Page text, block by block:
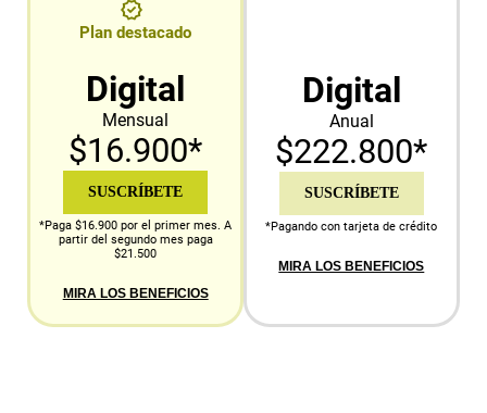
Plan destacado
Digital
Mensual
$16.900*
SUSCRÍBETE
*Paga $16.900 por el primer mes. A
partir del segundo mes paga
$21.500
MIRA LOS BENEFICIOS
Digital
Anual
$222.800*
SUSCRÍBETE
*Pagando con tarjeta de crédito
MIRA LOS BENEFICIOS